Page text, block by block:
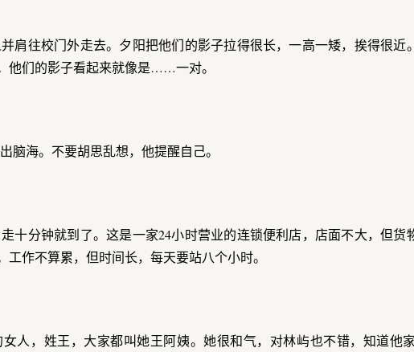
肩往校门外走去。夕阳把他们的影子拉得很长，一高一矮，挨得很近
他们的影子看起来就像是……一对。
脑海。不要胡思乱想，他提醒自己。
十分钟就到了。这是一家24小时营业的连锁便利店，店面不大，但
工作不算累，但时间长，每天要站八个小时。
人，姓王，大家都叫她王阿姨。她很和气，对林屿也不错，知道他